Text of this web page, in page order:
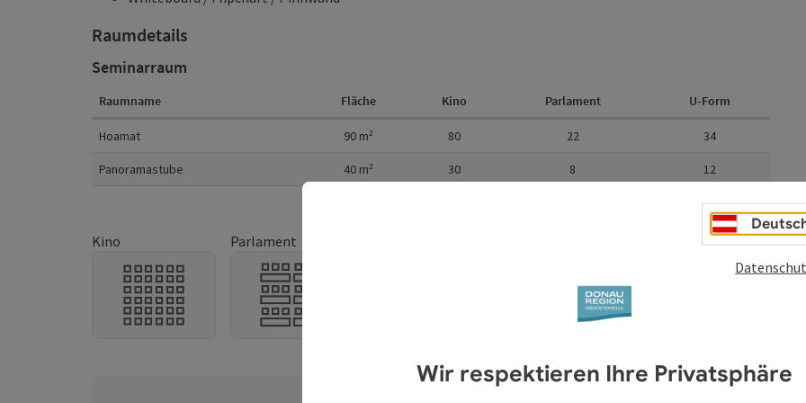
Raumdetails
Seminarraum
Raumname Fläche Kino Parlament U-Form
Hoamat 90m² 80 22 34
Panoramastube 40m² 30 8 12
Kino Parlament
Wir respektieren Ihre Privatsphäre